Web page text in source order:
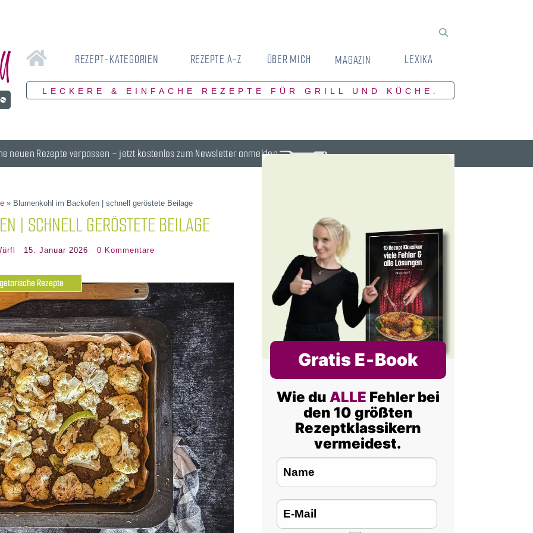
REZEPT-KATEGORIEN REZEPTE A-Z ÜBER MICH MAGAZIN LEXIKA
LECKERE & EINFACHE REZEPTE FÜR GRILL UND KÜCHE.
neuen Rezepte verpassen – jetzt kostenlos zum Newsletter anmelden.
» Blumenkohl im Backofen | schnell geröstete Beilage
| SCHNELL GERÖSTETE BEILAGE
15. Januar 2026 0 Kommentare
Rezepte
Gratis E‑Book
Wie du ALLE Fehler bei
den 10 größten
Rezeptklassikern
vermeidest.